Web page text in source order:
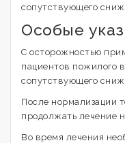
сопутствующего
Особые
С осторожностью
пациентов пожилого
сопутствующего
После нормализации
продолжать лечение
Во время лечения